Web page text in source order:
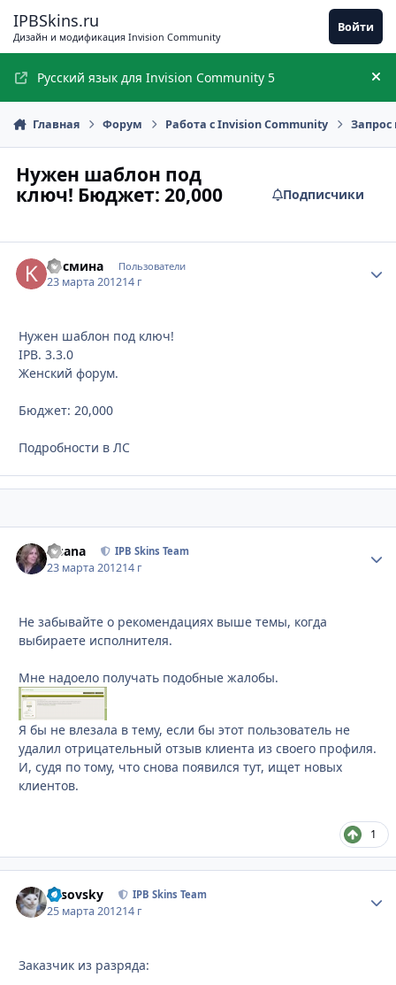
IPBSkins.ru
Дизайн и модификация Invision Community
Войти
Русский язык для Invision Community 5
Главная Форум Работа с Invision Community Запрос
Нужен шаблон под
ключ! Бюджет: 20,000
Подписчики
Космина Пользователи
23 марта 201214 г
Нужен шаблон под ключ!
IPB. 3.3.0
Женский форум.
Бюджет: 20,000
Подробности в ЛС
Fisana IPB Skins Team
23 марта 201214 г
Не забывайте о рекомендациях выше темы, когда
выбираете исполнителя.
Мне надоело получать подобные жалобы.
Я бы не влезала в тему, если бы этот пользователь не
удалил отрицательный отзыв клиента из своего профиля.
И, судя по тому, что снова появился тут, ищет новых
клиентов.
1
Lesovsky IPB Skins Team
25 марта 201214 г
Заказчик из разряда: